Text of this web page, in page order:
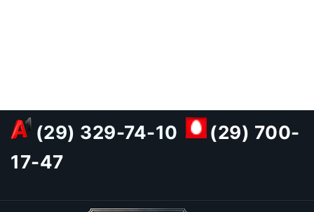
(29) 329-74-10
(29) 700-
17-47